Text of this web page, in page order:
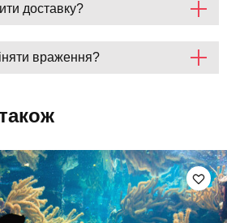
доставку?
враження?